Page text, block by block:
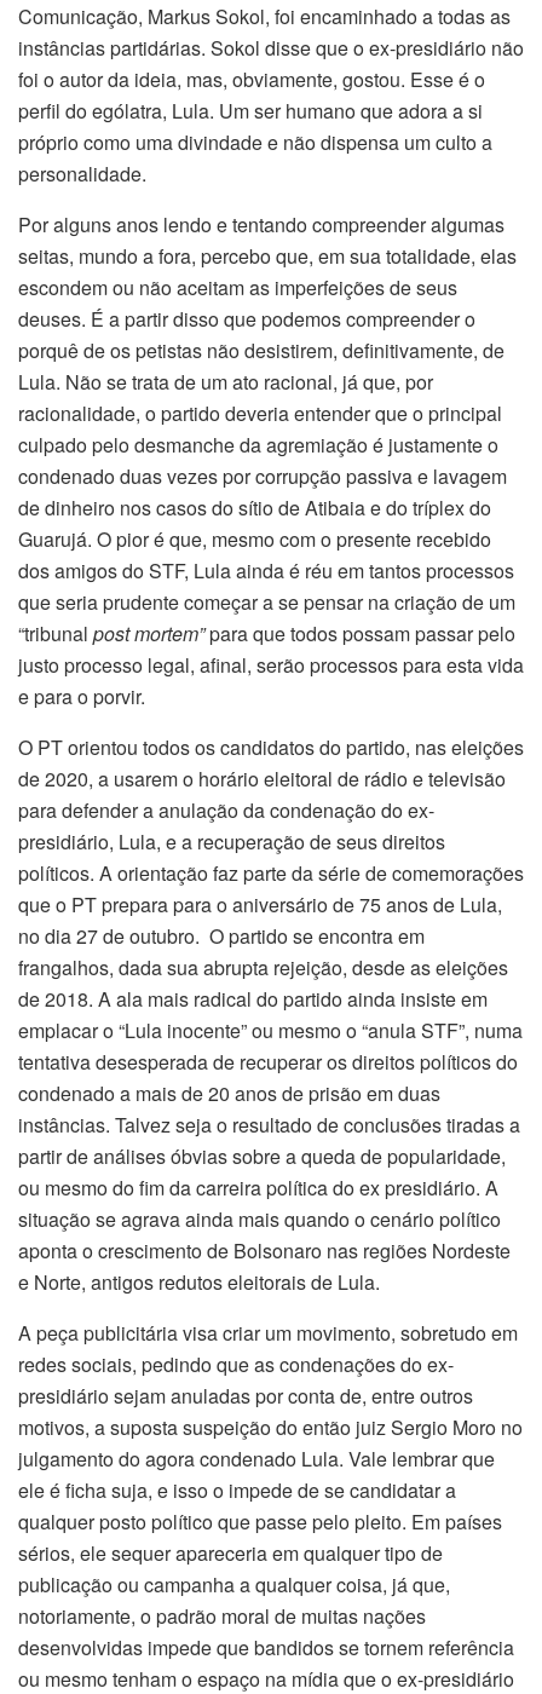
Comunicação, Markus Sokol, foi encaminhado a todas as
instâncias partidárias. Sokol disse que o ex-presidiário não
foi o autor da ideia, mas, obviamente, gostou. Esse é o
perfil do ególatra, Lula. Um ser humano que adora a si
próprio como uma divindade e não dispensa um culto a
personalidade.
Por alguns anos lendo e tentando compreender algumas
seitas, mundo a fora, percebo que, em sua totalidade, elas
escondem ou não aceitam as imperfeições de seus
deuses. É a partir disso que podemos compreender o
porquê de os petistas não desistirem, definitivamente, de
Lula. Não se trata de um ato racional, já que, por
racionalidade, o partido deveria entender que o principal
culpado pelo desmanche da agremiação é justamente o
condenado duas vezes por corrupção passiva e lavagem
de dinheiro nos casos do sítio de Atibaia e do tríplex do
Guarujá. O pior é que, mesmo com o presente recebido
dos amigos do STF, Lula ainda é réu em tantos processos
que seria prudente começar a se pensar na criação de um
“tribunal post mortem”para que todos possam passar pelo
justo processo legal, afinal, serão processos para esta vida
e para o porvir.
O PT orientou todos os candidatos do partido, nas eleições
de 2020, a usarem o horário eleitoral de rádio e televisão
para defender a anulação da condenação do ex-
presidiário, Lula, e a recuperação de seus direitos
políticos. A orientação faz parte da série de comemorações
que o PT prepara para o aniversário de 75 anos de Lula,
no dia 27 de outubro. O partido se encontra em
frangalhos, dada sua abrupta rejeição, desde as eleições
de 2018. A ala mais radical do partido ainda insiste em
emplacar o “Lula inocente” ou mesmo o “anula STF”, numa
tentativa desesperada de recuperar os direitos políticos do
condenado a mais de 20 anos de prisão em duas
instâncias. Talvez seja o resultado de conclusões tiradas a
partir de análises óbvias sobre a queda de popularidade,
ou mesmo do fim da carreira política do ex presidiário. A
situação se agrava ainda mais quando o cenário político
aponta o crescimento de Bolsonaro nas regiões Nordeste
e Norte, antigos redutos eleitorais de Lula.
A peça publicitária visa criar um movimento, sobretudo em
redes sociais, pedindo que as condenações do ex-
presidiário sejam anuladas por conta de, entre outros
motivos, a suposta suspeição do então juiz Sergio Moro no
julgamento do agora condenado Lula. Vale lembrar que
ele é ficha suja, e isso o impede de se candidatar a
qualquer posto político que passe pelo pleito. Em países
sérios, ele sequer apareceria em qualquer tipo de
publicação ou campanha a qualquer coisa, já que,
notoriamente, o padrão moral de muitas nações
desenvolvidas impede que bandidos se tornem referência
ou mesmo tenham o espaço na mídia que o ex-presidiário